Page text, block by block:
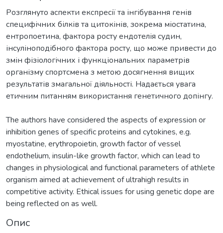
Розглянуто аспекти експресії та інгібування генів
специфічних білків та цитокінів, зокрема міостатина,
ентропоетина, фактора росту ендотелія судин,
інсуліноподібного фактора росту, що може привести до
змін фізіологічних і функціональних параметрів
організму спортсмена з метою досягнення вищих
результатів змагальної діяльності. Надається увага
етичним питанням використання генетичного допінгу.
The authors have considered the aspects of expression or
inhibition genes of specific proteins and cytokines, e.g.
myostatine, erythropoietin, growth factor of vessel
endothelium, insulin-like growth factor, which can lead to
changes in physiological and functional parameters of athlete
organism aimed at achievement of ultrahigh results in
competitive activity. Ethical issues for using genetic dope are
being reflected on as well.
Опис